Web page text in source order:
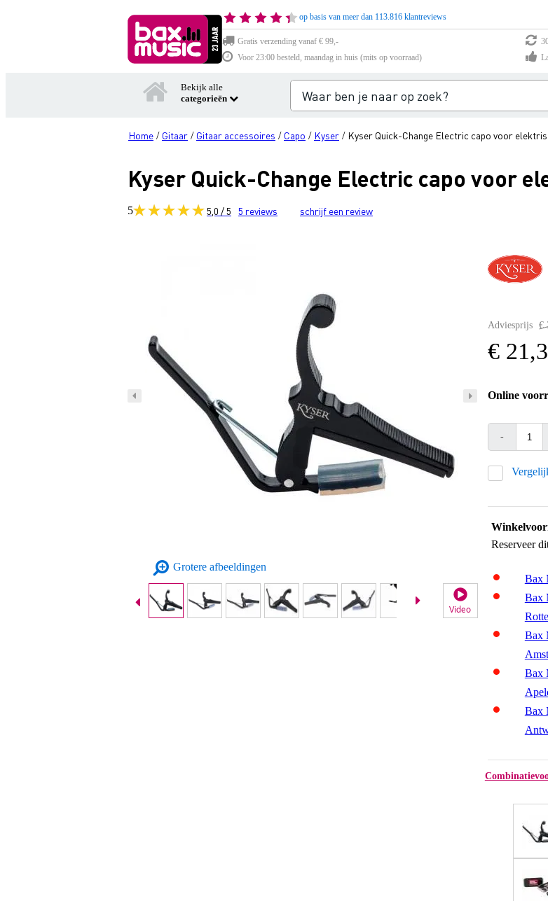
op basis van meer dan 113.816 klantreviews
Gratis verzending vanaf € 99,-
Voor 23:00 besteld, maandag in huis (mits op voorraad)
Bekijk alle
categorieën
Home / Gitaar / Gitaar accessoires / Capo / Kyser / Kyser Quick-Change Electric capo voor
Kyser Quick-Change Electric capo voor
5 5,0 / 5 5 reviews schrijf een review
Grotere afbeeldingen
Video
Adviesprijs €
€
Online
-
Reserveer
Bax
Bax
Bax
Bax
Bax